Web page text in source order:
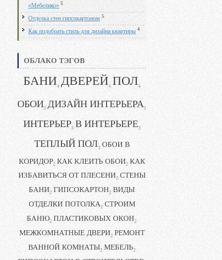
«Мебелико» 5
Отделка стен гипсокартоном 5
Как подобрать стиль для дизайна квартиры 4
ОБЛАКО ТЭГОВ
БАНИ4 ДВЕРЕЙ4 ПОЛ4
ОБОИ3 ДИЗАЙН ИНТЕРЬЕРА3
ИНТЕРЬЕР3 В ИНТЕРЬЕРЕ3
ТЕПЛЫЙ ПОЛ3 ОБОИ В
КОРИДОР2 КАК КЛЕИТЬ ОБОИ2 КАК
ИЗБАВИТЬСЯ ОТ ПЛЕСЕНИ2 СТЕНЫ
БАНИ2 ГИПСОКАРТОН2 ВИДЫ
ОТДЕЛКИ ПОТОЛКА2 СТРОИМ
БАНЮ2 ПЛАСТИКОВЫХ ОКОН2
МЕЖКОМНАТНЫЕ ДВЕРИ2 РЕМОНТ
ВАННОЙ КОМНАТЫ2 МЕБЕЛЬ2